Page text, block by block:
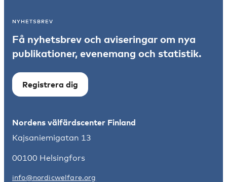
NYHETSBREV
Få nyhetsbrev och aviseringar om nya
publikationer, evenemang och statistik.
Registrera dig
Nordens välfärdscenter Finland
Kajsaniemigatan 13
00100 Helsingfors
info@nordicwelfare.org